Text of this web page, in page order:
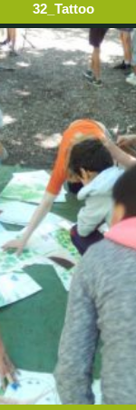
32_Tattoo